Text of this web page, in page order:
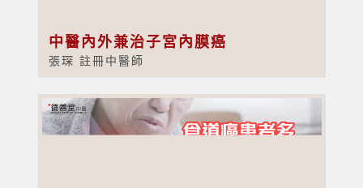
中醫內外兼治子宮內膜癌
張琛 註冊中醫師